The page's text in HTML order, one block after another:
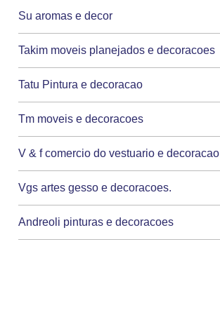
Su aromas e decor
Takim moveis planejados e decoracoes
Tatu Pintura e decoracao
Tm moveis e decoracoes
V & f comercio do vestuario e decoracao
Vgs artes gesso e decoracoes.
Andreoli pinturas e decoracoes